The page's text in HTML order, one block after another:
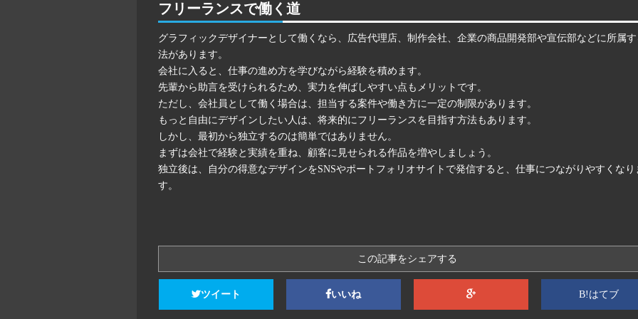
フリーランスで働く道
グラフィックデザイナーとして働くなら、広告代理店、制作会社、企業の商品開発部や宣伝部などに所属
法があります。
会社に入ると、仕事の進め方を学びながら経験を積めます。
先輩から助言を受けられるため、実力を伸ばしやすい点もメリットです。
ただし、会社員として働く場合は、担当する案件や働き方に一定の制限があります。
もっと自由にデザインしたい人は、将来的にフリーランスを目指す方法もあります。
しかし、最初から独立するのは簡単ではありません。
まずは会社で経験と実績を重ね、顧客に見せられる作品を増やしましょう。
独立後は、自分の得意なデザインをSNSやポートフォリオサイトで発信すると、仕事につながりやすくなり
す。
この記事をシェアする
ツイート いいね B!はてブ